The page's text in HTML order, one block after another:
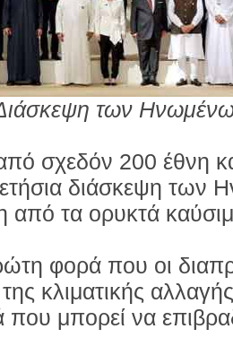
των
σχεδόν 200 έθνη
διάσκεψη των
από τα ορυκτά
φορά που οι
κλιματικής
μπορεί να